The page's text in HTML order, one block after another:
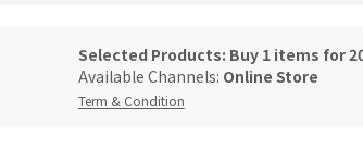
Selected Products: Buy 1 items for
Available Channels: Online Store
Term & Condition